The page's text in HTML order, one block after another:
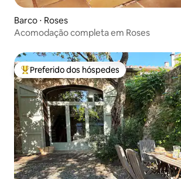
Barco ⋅ Roses
Acomodação completa em Roses
Entre os melhores preferidos dos
Preferido dos hóspedes